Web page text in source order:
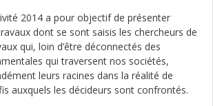
2014 a pour objectif de présenter
dont se sont saisis les chercheurs de
qui, loin d’être déconnectés des
qui traversent nos sociétés,
leurs racines dans la réalité de
auxquels les décideurs sont confrontés.